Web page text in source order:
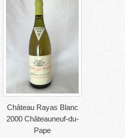
Château Rayas Blanc
2000 Châteauneuf-du-
Pape